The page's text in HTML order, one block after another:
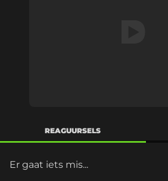
REAGUURSELS
Er gaat iets mis...